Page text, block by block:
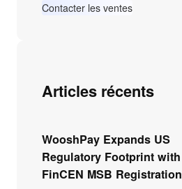
Contacter les ventes
Articles récents
WooshPay Expands US
Regulatory Footprint with
FinCEN MSB Registration